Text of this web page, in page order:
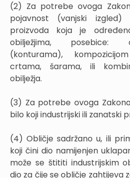
(2) Za potrebe ovoga
pojavnost (vanjski izgled)
proizvoda koja je
obilježjima, posebice:
(konturama),
crtama, šarama, ili
obilježja.
(3) Za potrebe ovoga
bilo koji industrijski ili zanatski
(4) Obličje sadržano u, ili
koji čini dio namijenjen
može se štititi industrijskim
dio za čije se obličje zahtijeva